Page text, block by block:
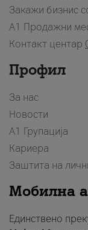
Закажи бизнис
A1 Продажни
Контакт центар
Профил
За нас
Новости
А1 Групација
Кариера
Заштита на
Мобилна
Единствено